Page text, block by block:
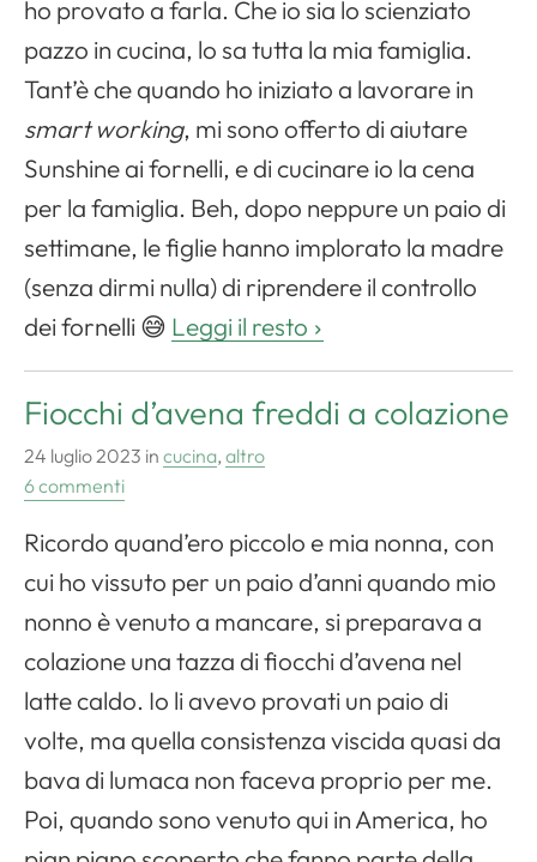
ho provato a farla. Che io sia lo scienziato
pazzo in cucina, lo sa tutta la mia famiglia.
Tant’è che quando ho iniziato a lavorare in
smart working, mi sono offerto di aiutare
Sunshine ai fornelli, e di cucinare io la cena
per la famiglia. Beh, dopo neppure un paio di
settimane, le figlie hanno implorato la madre
(senza dirmi nulla) di riprendere il controllo
dei fornelli 😅 Leggi il resto
Fiocchi d’avena freddi a colazione
24 luglio 2023 in cucina, altro
6 commenti
Ricordo quand’ero piccolo e mia nonna, con
cui ho vissuto per un paio d’anni quando mio
nonno è venuto a mancare, si preparava a
colazione una tazza di fiocchi d’avena nel
latte caldo. Io li avevo provati un paio di
volte, ma quella consistenza viscida quasi da
bava di lumaca non faceva proprio per me.
Poi, quando sono venuto qui in America, ho